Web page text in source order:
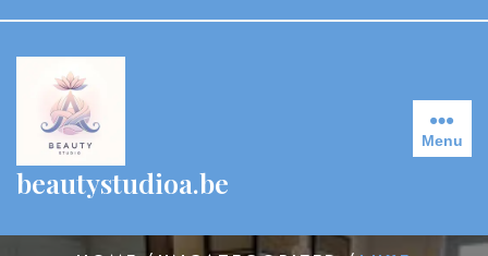
content
beautystudioa.be
Menu